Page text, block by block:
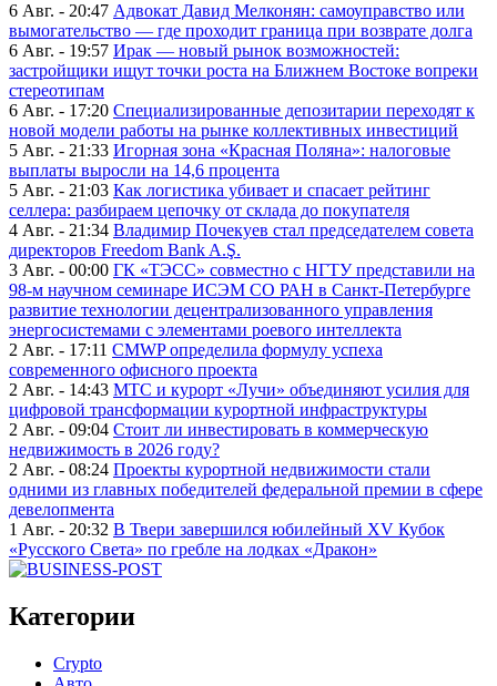
6 Авг. - 20:47 Адвокат Давид Мелконян: самоуправство или
вымогательство — где проходит граница при возврате долга
6 Авг. - 19:57 Ирак — новый рынок возможностей:
застройщики ищут точки роста на Ближнем Востоке вопреки
стереотипам
6 Авг. - 17:20 Специализированные депозитарии переходят к
новой модели работы на рынке коллективных инвестиций
5 Авг. - 21:33 Игорная зона «Красная Поляна»: налоговые
выплаты выросли на 14,6 процента
5 Авг. - 21:03 Как логистика убивает и спасает рейтинг
селлера: разбираем цепочку от склада до покупателя
4 Авг. - 21:34 Владимир Почекуев стал председателем совета
директоров Freedom Bank A.Ş.
3 Авг. - 00:00 ГК «ТЭСС» совместно с НГТУ представили на
98-м научном семинаре ИСЭМ СО РАН в Санкт-Петербурге
развитие технологии децентрализованного управления
энергосистемами с элементами роевого интеллекта
2 Авг. - 17:11 CMWP определила формулу успеха
современного офисного проекта
2 Авг. - 14:43 МТС и курорт «Лучи» объединяют усилия для
цифровой трансформации курортной инфраструктуры
2 Авг. - 09:04 Стоит ли инвестировать в коммерческую
недвижимость в 2026 году?
2 Авг. - 08:24 Проекты курортной недвижимости стали
одними из главных победителей федеральной премии в сфере
девелопмента
1 Авг. - 20:32 В Твери завершился юбилейный XV Кубок
«Русского Света» по гребле на лодках «Дракон»
Категории
Crypto